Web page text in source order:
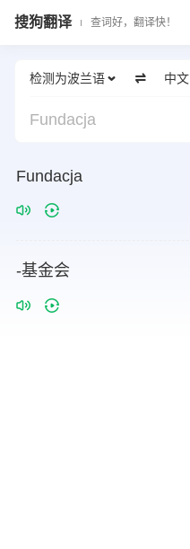
搜狗翻译 查词好，翻译快！
检测为波兰语 中文
Fundacja
Fundacja
-基金会